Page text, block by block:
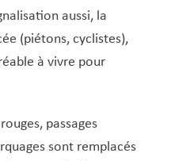
verte
d’environnement
Général)
Particulier « Nouveau
aussi, la
(piétons, cyclistes),
à vivre pour
passages
sont remplacés